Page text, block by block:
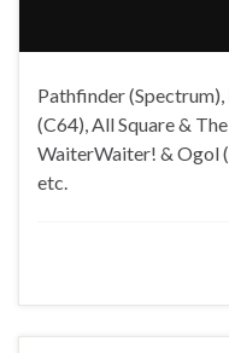
Pathfinder
(C64), All Square &
WaiterWaiter! & Ogol
etc.